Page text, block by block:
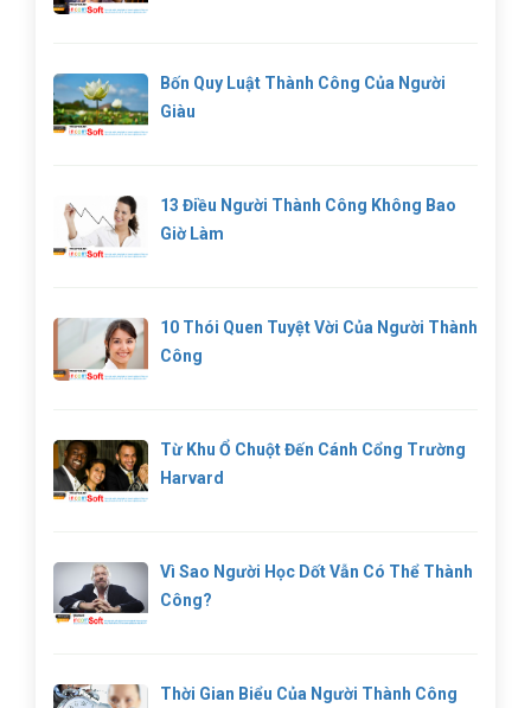
Bốn Quy Luật Thành Công Của Người
Giàu
13 Điều Người Thành Công Không Bao
Giờ Làm
10 Thói Quen Tuyệt Vời Của Người Thành
Công
Từ Khu Ổ Chuột Đến Cánh Cổng Trường
Harvard
Vì Sao Người Học Dốt Vẫn Có Thể Thành
Công?
Thời Gian Biểu Của Người Thành Công